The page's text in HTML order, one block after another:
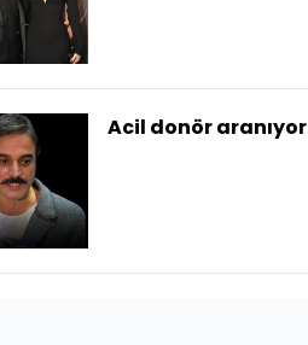
Acil donör aranıyor